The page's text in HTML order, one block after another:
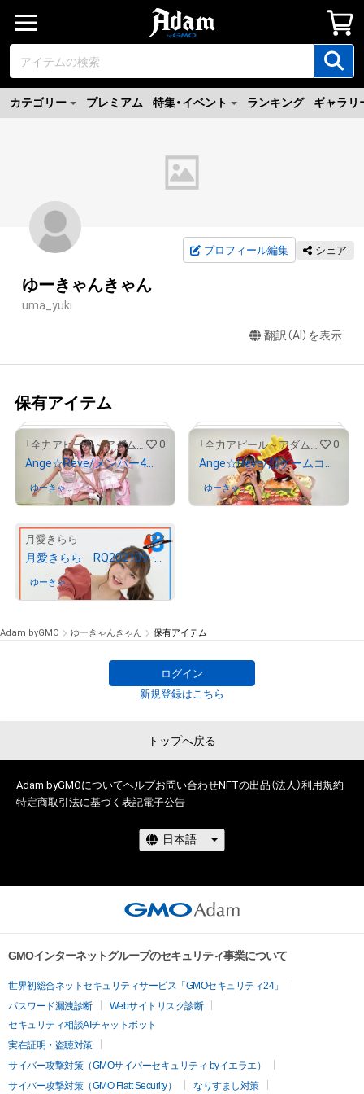
カテゴリー プレミアム 特集・イベント ランキング ギャラリ
プロフィール編集 シェア
ゆーきゃんきゃん
uma_yuki
翻訳（AI）を表示
保有アイテム
# 1080/2000
「全力アピール～アダムシアター～」NFTストア 0
Ange☆Reve/メンバー4人のサイン入り“大喜利”写真
ゆーきゃん
きゃん
さんが保有中
「全力アピール～アダムシアター～」NFTストア 0
Ange☆Reve/罰ゲームコスプレの松本みいな＆小泉かのんのサイン入り写真
ゆーきゃん
きゃん
さんが保有中
月愛きらら 3
月愛きらら RQ202109−08
ゆーきゃん さんが保有中
Adam byGMO ゆーきゃんきゃん 保有アイテム
ログイン
新規登録はこちら
トップへ戻る
Adam byGMOについてヘルプお問い合わせNFTの出品（法人）利用規約
特定商取引法に基づく表記電子公告
GMOインターネットグループのセキュリティ事業について
世界初総合ネットセキュリティサービス「GMOセキュリティ24」
パスワード漏洩診断
Webサイトリスク診断
セキュリティ相談AIチャットボット
実在証明・盗聴対策
サイバー攻撃対策（GMOサイバーセキュリティ byイエラエ）
サイバー攻撃対策（GMO Flatt Security）
なりすまし対策